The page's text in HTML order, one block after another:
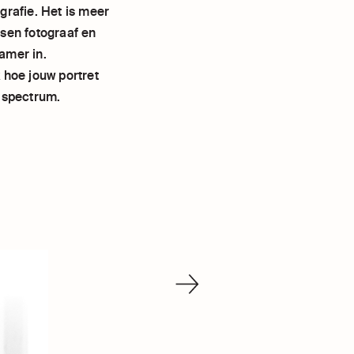
VOLGENDE
ORGANISATIE
Het is meer
fotograaf en
in.
jouw portret